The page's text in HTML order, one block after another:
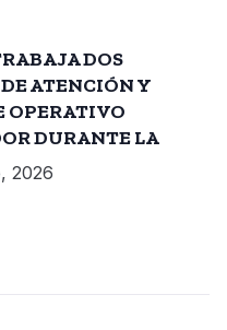
DOS
ATENCIÓN Y
OPERATIVO
DURANTE LA
2026